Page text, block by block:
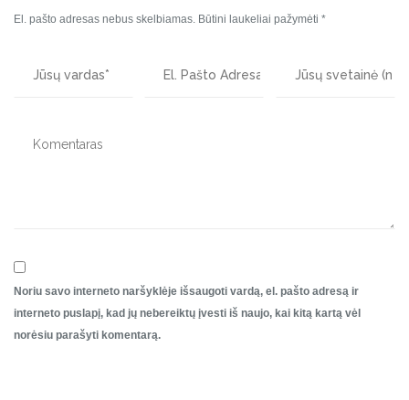
El. pašto adresas nebus skelbiamas. Būtini laukeliai pažymėti *
Noriu savo interneto naršyklėje išsaugoti vardą, el. pašto adresą ir
interneto puslapį, kad jų nebereiktų įvesti iš naujo, kai kitą kartą vėl
norėsiu parašyti komentarą.